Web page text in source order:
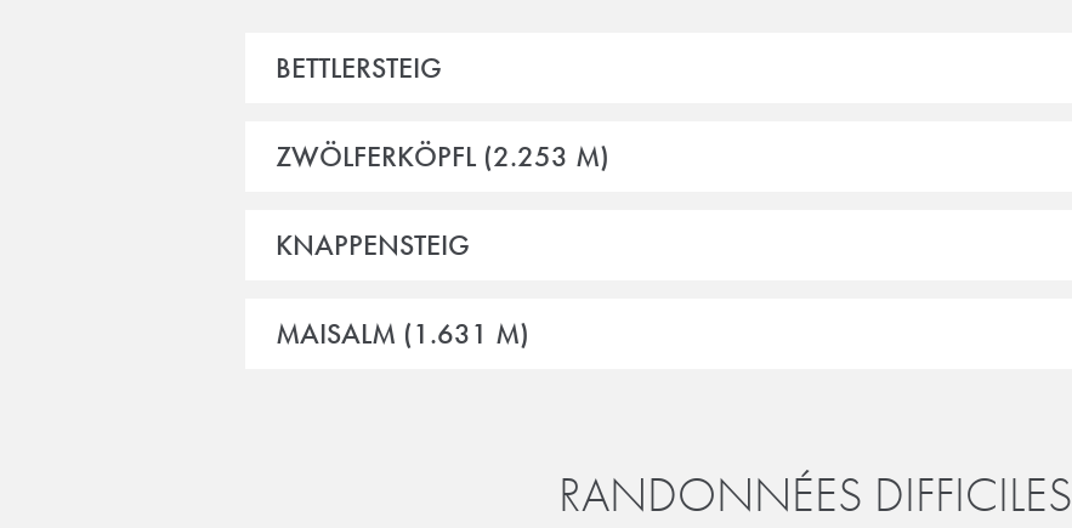
BETTLERSTEIG
ZWÖLFERKÖPFL (2.253 M)
KNAPPENSTEIG
MAISALM (1.631 M)
RANDONNÉES DIFFICILES